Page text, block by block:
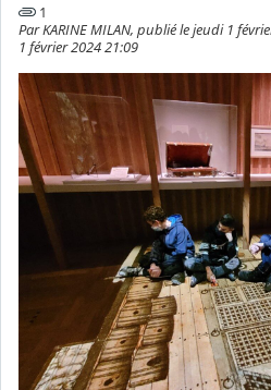
1
Par KARINE MILAN, publié le jeudi 1
1 février 2024 21:09